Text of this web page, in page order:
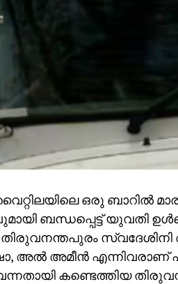
ഒരു ബാറില്‍
ബന്ധപ്പെട്ട് യുവതി
അല്‍ അമീന്‍ എന്നിവരാണ്
കണ്ടെത്തിയ